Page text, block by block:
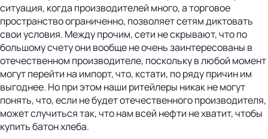
ситуация, когда производителей много, а торговое
пространство ограниченно, позволяет сетям диктовать
свои условия. Между прочим, сети не скрывают, что по
большому счету они вообще не очень заинтересованы в
отечественном производителе, поскольку в любой момент
могут перейти на импорт, что, кстати, по ряду причин им
выгоднее. Но при этом наши ритейлеры никак не могут
понять, что, если не будет отечественного производителя,
может случиться так, что нам всей нефти не хватит, чтобы
купить батон хлеба.